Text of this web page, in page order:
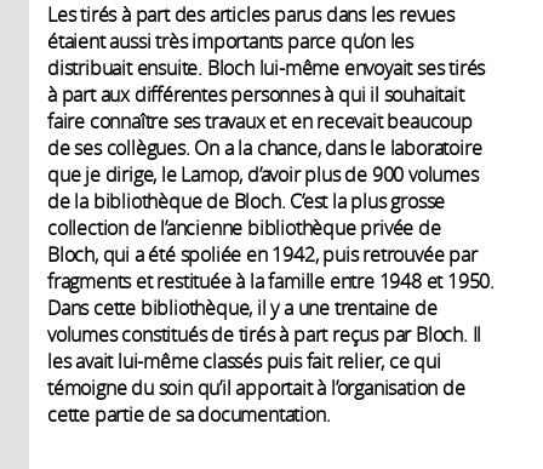
Les tirés à part des articles parus dans les revues
étaient aussi très importants parce qu’on les
distribuait ensuite. Bloch lui-même envoyait ses tirés
à part aux différentes personnes à qui il souhaitait
faire connaître ses travaux et en recevait beaucoup
de ses collègues. On a la chance, dans le laboratoire
que je dirige, le Lamop, d’avoir plus de 900 volumes
de la bibliothèque de Bloch. C’est la plus grosse
collection de l’ancienne bibliothèque privée de
Bloch, qui a été spoliée en 1942, puis retrouvée par
fragments et restituée à la famille entre 1948 et 1950.
Dans cette bibliothèque, il y a une trentaine de
volumes constitués de tirés à part reçus par Bloch. Il
les avait lui-même classés puis fait relier, ce qui
témoigne du soin qu’il apportait à l’organisation de
cette partie de sa documentation.